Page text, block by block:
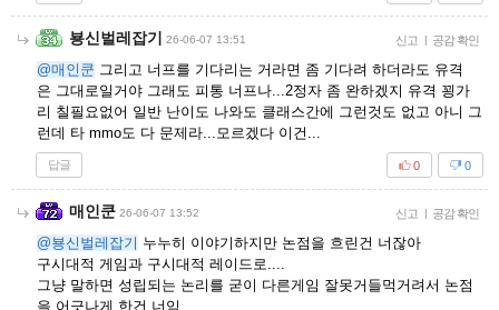
뵹신벌레잡기 26-06-07 13:51 신고 | 공감 확인
@매인쿤 그리고 너프를 기다리는 거라면 좀 기다려 하더라도 유격
은 그대로일거야 그래도 피통 너프나...2정자 좀 완하겠지 유격 꾕가
리 칠필요없어 일반 난이도 나와도 클래스간에 그런것도 없고 아니 그
런데 타 mmo도 다 문제라...모르겠다 이건...
답글 0
0
매인쿤 26-06-07 13:52 신고 | 공감 확인
@뵹신벌레잡기 누누히 이야기하지만 논점을 흐린건 너잖아
구시대적 게임과 구시대적 레이드로....
그냥 말하면 성립되는 논리를 굳이 다른게임 잘못거들먹거려서 논점
을 어긋나게 한건 너임...